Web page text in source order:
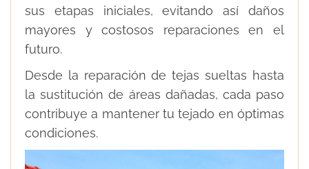
sus etapas iniciales, evitando así daños
mayores y costosos reparaciones en el
futuro.
Desde la reparación de tejas sueltas hasta
la sustitución de áreas dañadas, cada paso
contribuye a mantener tu tejado en óptimas
condiciones.